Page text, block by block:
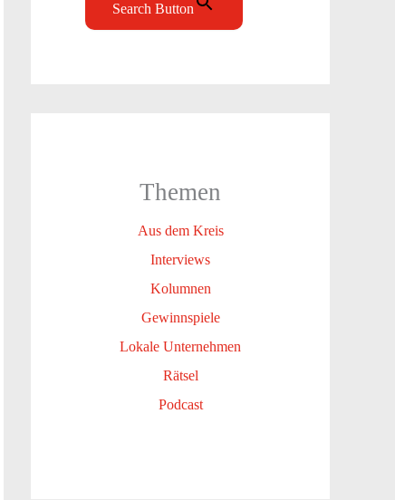
Search Button
Themen
Aus dem Kreis
Interviews
Kolumnen
Gewinnspiele
Lokale Unternehmen
Rätsel
Podcast